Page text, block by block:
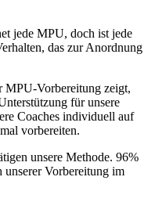
jede MPU, doch ist jede
das zur Anordnung
MPU-Vorbereitung zeigt,
für unsere
Coaches individuell auf
vorbereiten.
unsere Methode. 96%
unserer Vorbereitung im